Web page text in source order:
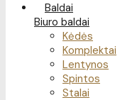
Baldai
Biuro baldai
Kėdės
Komplektai
Lentynos
Spintos
Stalai